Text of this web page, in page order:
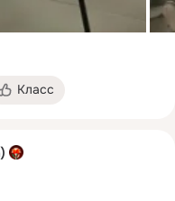
Класс